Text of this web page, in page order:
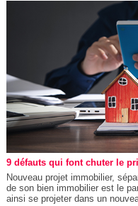
9 défauts qui font chuter le
Nouveau projet immobilier,
de son bien immobilier est le
ainsi se projeter dans un